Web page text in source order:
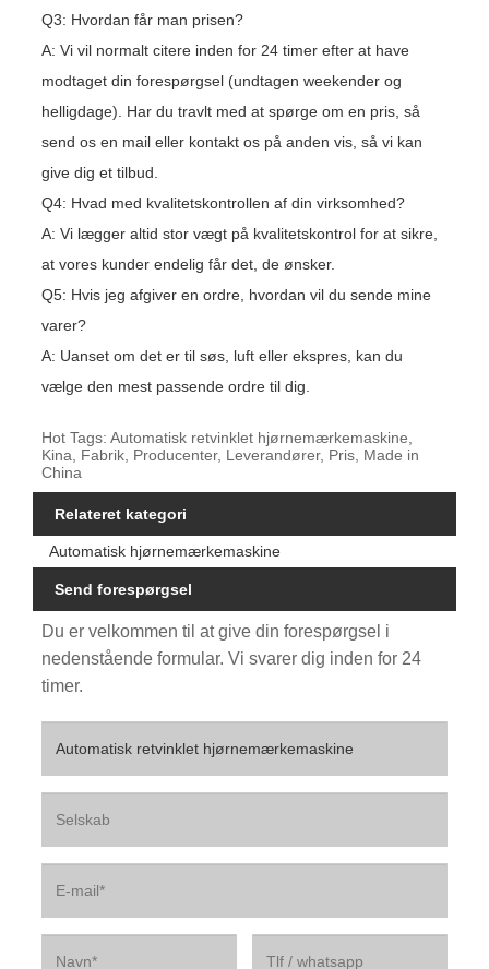
Q3: Hvordan får man prisen?
A: Vi vil normalt citere inden for 24 timer efter at have
modtaget din forespørgsel (undtagen weekender og
helligdage). Har du travlt med at spørge om en pris, så
send os en mail eller kontakt os på anden vis, så vi kan
give dig et tilbud.
Q4: Hvad med kvalitetskontrollen af ​​din virksomhed?
A: Vi lægger altid stor vægt på kvalitetskontrol for at sikre,
at vores kunder endelig får det, de ønsker.
Q5: Hvis jeg afgiver en ordre, hvordan vil du sende mine
varer?
A: Uanset om det er til søs, luft eller ekspres, kan du
vælge den mest passende ordre til dig.
Hot Tags: Automatisk retvinklet hjørnemærkemaskine,
Kina, Fabrik, Producenter, Leverandører, Pris, Made in
China
Relateret kategori
Automatisk hjørnemærkemaskine
Send forespørgsel
Du er velkommen til at give din forespørgsel i
nedenstående formular. Vi svarer dig inden for 24
timer.